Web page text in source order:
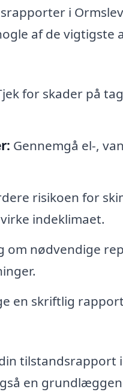
i
af de vigtigste
for skader på
Gennemgå el-,
risikoen for
indeklimaet.
om nødvendige
en skriftlig
tilstandsrapport
en